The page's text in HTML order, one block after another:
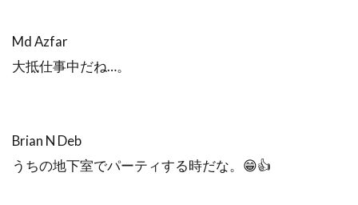
Md Azfar
大抵仕事中だね…。
Brian N Deb
うちの地下室でパーティする時だな。😁👍